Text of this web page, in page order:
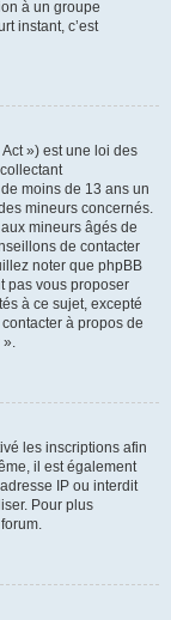
à un groupe
instant, c’est
») est une loi des
moins de 13 ans un
mineurs concernés.
mineurs âgés de
de contacter
noter que phpBB
pas vous proposer
à ce sujet, excepté
à propos de
».
les inscriptions afin
il est également
IP ou interdit
Pour plus